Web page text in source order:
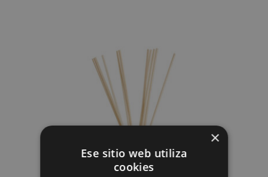
×
Ese sitio web utiliza
cookies